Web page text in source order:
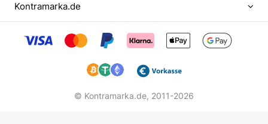
Kontramarka.de
© Kontramarka.de, 2011-2026